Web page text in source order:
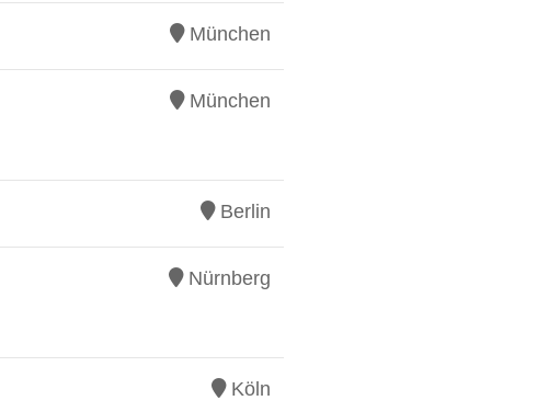
München
München
Berlin
Nürnberg
Köln